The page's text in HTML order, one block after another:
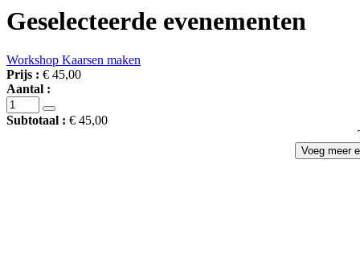
Geselecteerde evenementen
Workshop Kaarsen maken
Prijs : € 45,00
Aantal :
Subtotaal : € 45,00
Voeg meer